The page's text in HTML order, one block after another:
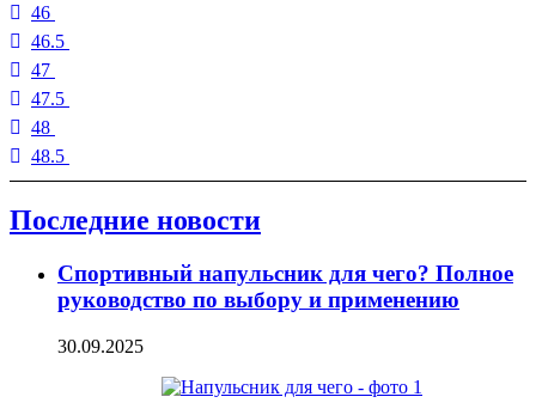
46
46.5
47
47.5
48
48.5
Последние новости
Спортивный напульсник для чего? Полное
руководство по выбору и применению
30.09.2025